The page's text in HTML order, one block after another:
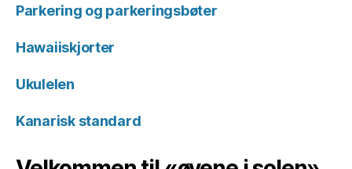
Parkering og parkeringsbøter
Hawaiiskjorter
Ukulelen
Kanarisk standard